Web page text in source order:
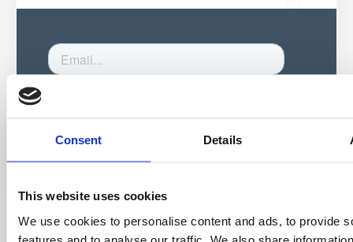
Consent Details
This website uses cookies
We use cookies to personalise content and ads, to provide
features and to analyse our traffic. We also share